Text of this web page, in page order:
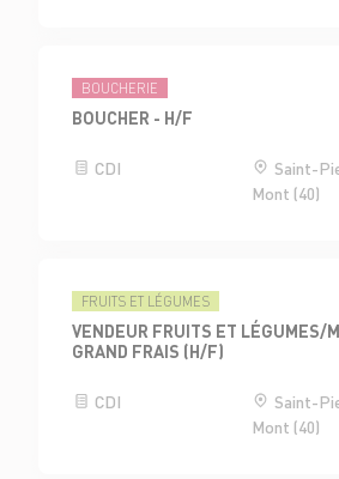
BOUCHERIE
BOUCHER - H/F
CDI
Saint-
Mont (40)
FRUITS ET LÉGUMES
VENDEUR FRUITS ET LÉGUMES/
GRAND FRAIS (H/F)
CDI
Saint-
Mont (40)